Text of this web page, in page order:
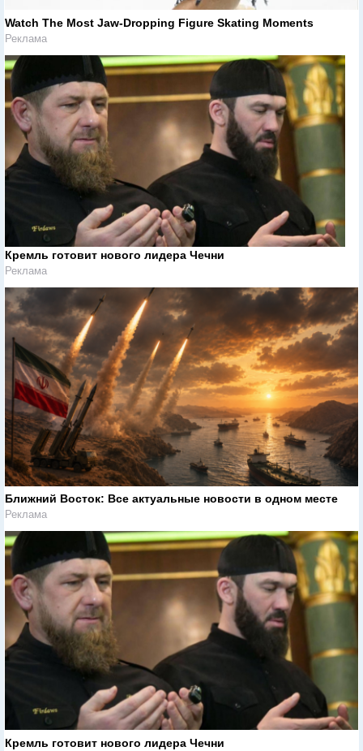
Watch The Most Jaw‑Dropping Figure Skating Moments
Реклама
Кремль готовит нового лидера Чечни
Реклама
Ближний Восток: Все актуальные новости в одном месте
Реклама
Кремль готовит нового лидера Чечни